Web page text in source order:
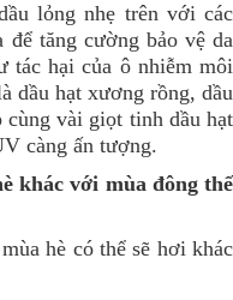
lỏng nhẹ trên với các
để tăng cường bảo vệ da
tác hại của ô nhiễm môi
dầu hạt xương rồng, dầu
vài giọt tinh dầu hạt
càng ấn tượng.
khác với mùa đông thế
hè có thể sẽ hơi khác